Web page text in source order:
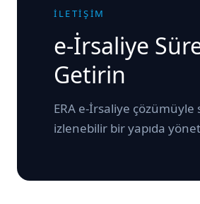
İLETİŞİM
e-İrsaliye
Getirin
ERA e-İrsaliye
izlenebilir bir yapıda